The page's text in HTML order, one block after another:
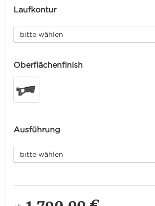
Laufkontur
bitte wählen
Oberflächenfinish
Ausführung
bitte wählen